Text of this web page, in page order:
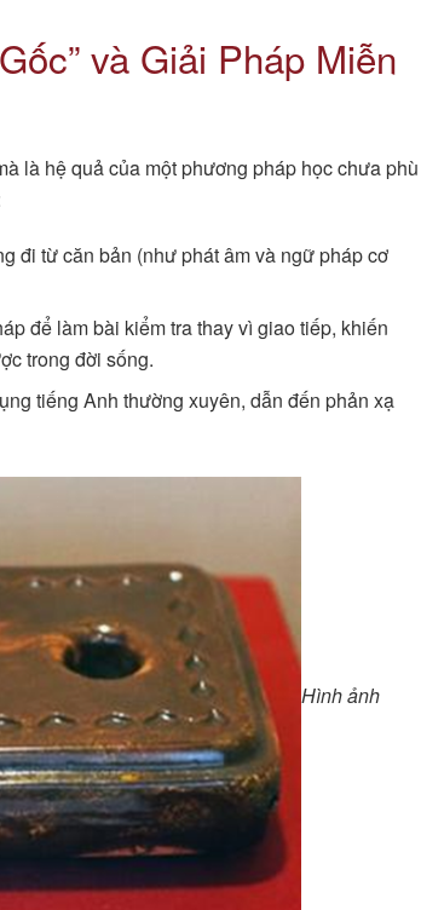
và Giải Pháp Miễn
là hệ quả của một phương pháp học chưa phù
đi từ căn bản (như phát âm và ngữ pháp cơ
để làm bài kiểm tra thay vì giao tiếp, khiến
trong đời sống.
tiếng Anh thường xuyên, dẫn đến phản xạ
Hình ảnh